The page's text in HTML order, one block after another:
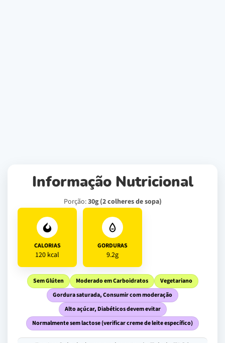
Informação Nutricional
Porção:30g (2 colheres de sopa)
CALORIAS
120 kcal
GORDURAS
9.2g
Sem Glúten Moderado em Carboidratos
Vegetariano
Gordura saturada, Consumir com moderação
Alto açúcar, Diabéticos devem evitar
Normalmente sem lactose (verificar creme de leite específico)